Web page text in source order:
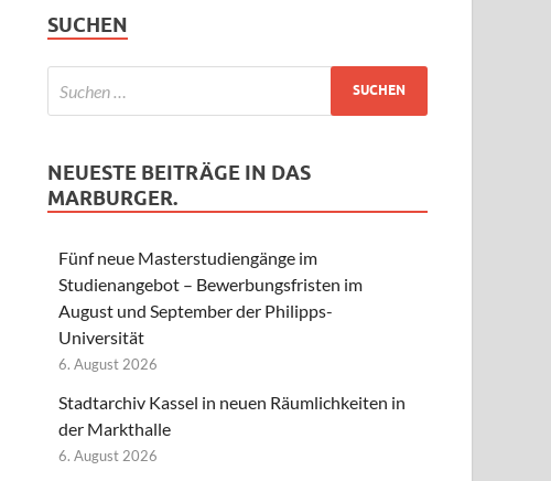
SUCHEN
NEUESTE BEITRÄGE IN DAS
MARBURGER.
Fünf neue Masterstudiengänge im
Studienangebot – Bewerbungsfristen im
August und September der Philipps-
Universität
6. August 2026
Stadtarchiv Kassel in neuen Räumlichkeiten in
der Markthalle
6. August 2026